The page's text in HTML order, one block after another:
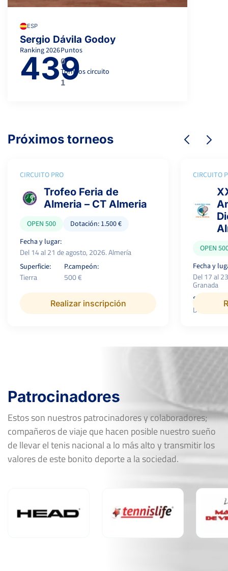
ESP
Sergio Dávila Godoy
Ranking2026
439
Puntos
0
Torneos circuito
1
Próximos torneos
CIRCUITO PRO
Trofeo Feria de
Almeria – CT Almeria
OPEN 500
Dotación: 1.500 €
Fecha y lugar:
Del 14 al 21 de agosto, 2026. Almería
Superficie:
Tierra
P.campeón:
500 €
Realizar inscripción
CIRCUITO
OPEN
Fecha y
Del 17 al
Granada
Superficie:
Dura
Patrocinadores
Estos son nuestros patrocinadores y colaboradores;
compañeros de viaje que hacen posible nuestro sueño
de llevar el tenis nacional a lo más alto y transmitir los
valores de este bonito deporte a la sociedad.